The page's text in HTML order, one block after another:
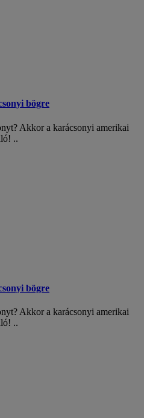
bögre
Akkor a karácsonyi amerikai
..
bögre
Akkor a karácsonyi amerikai
..